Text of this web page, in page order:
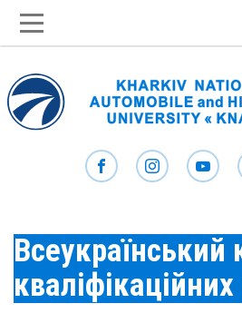
Всеукраїнський
кваліфікаційних